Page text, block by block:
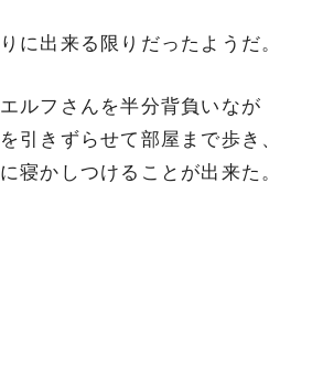
に出来る限りだったようだ。
ルフさんを半分背負いなが
引きずらせて部屋まで歩き、
寝かしつけることが出来た。